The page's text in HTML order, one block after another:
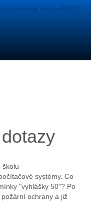
školu
systémy. Co
"vyhlášky 50"? Po
ochrany a již